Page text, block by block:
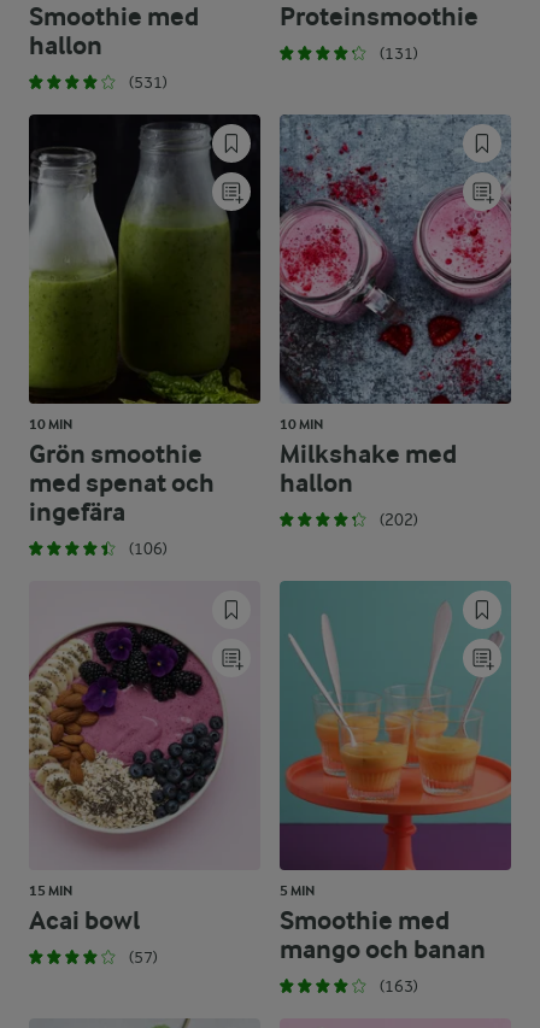
Smoothie med
hallon
(531)
Proteinsmoothie
(131)
10 MIN
Grön smoothie
med spenat och
ingefära
(106)
10 MIN
Milkshake med
hallon
(202)
15 MIN
Acai bowl
(57)
5 MIN
Smoothie med
mango och banan
(163)